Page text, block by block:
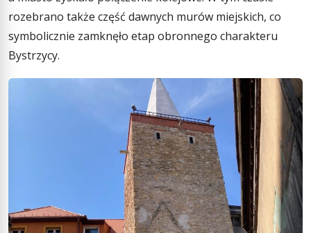
rozebrano także część dawnych murów miejskich, co
symbolicznie zamknęło etap obronnego charakteru
Bystrzycy.